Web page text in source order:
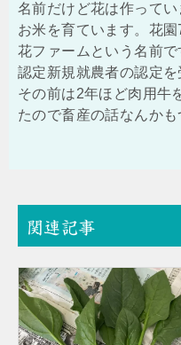
名前だけど花は作って
お米を育ています。花
花ファームという名前
認定新規就農者の認定を
その前は2年ほど肉用牛
たので畜産の話なんか
関連記事